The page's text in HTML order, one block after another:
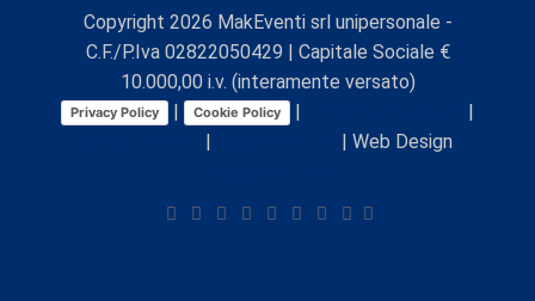
Copyright 2026 MakEventi srl unipersonale -
C.F./P.Iva 02822050429 | Capitale Sociale €
10.000,00 i.v. (interamente versato)
Privacy Policy | Cookie Policy |
|
|
| Web Design